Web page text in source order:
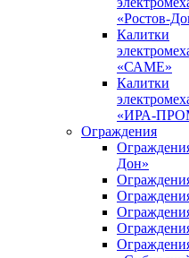
«Ростов-
Калитки
«САМЕ»
Калитки
«ИРА-
Ограждения
Дон»